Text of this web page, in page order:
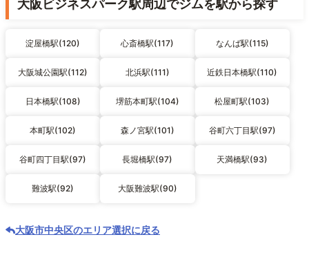
大阪ビジネスパーク駅周辺でジムを駅から探す
淀屋橋駅(120) 心斎橋駅(117) なんば駅(115)
大阪城公園駅(112) 北浜駅(111) 近鉄日本橋駅(110)
日本橋駅(108) 堺筋本町駅(104) 松屋町駅(103)
本町駅(102) 森ノ宮駅(101) 谷町六丁目駅(97)
谷町四丁目駅(97) 長堀橋駅(97) 天満橋駅(93)
難波駅(92) 大阪難波駅(90)
大阪市中央区のエリア選択に戻る